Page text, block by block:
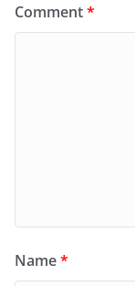
Comment*
Name*